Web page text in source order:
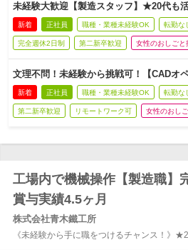
未経験大歓迎【製造スタッフ】★20代も
新着 正社員 職種・業種未経験OK 転勤な
完全週休2日制 第二新卒歓迎 女性のおしごと
文理不問！未経験から挑戦可！【CADオペ
新着 正社員 職種・業種未経験OK 転勤な
第二新卒歓迎 リモートワーク可 女性のおし
工場内で機械操作【製造職】
賞与実績4.5ヶ月
株式会社青木鐵工所
《未経験から手に職をつけるチャンス！》